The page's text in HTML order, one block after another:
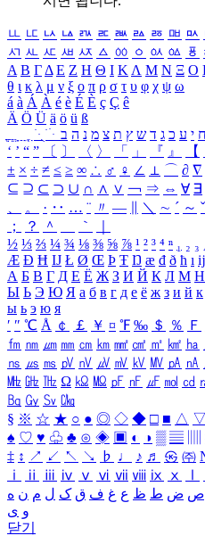
ㅥ ㅦ ㅧ ㅨ ㅩ ㅪ ㅫ ㅬ ㅭ ㅮ ㅯ
ㅺ ㅻ ㅼ ㅽ ㅾ ㅿ ㆀ ㆁ ㆂ ㆃ ㆄ
Α Β ΓΔ Ε Ζ Η Θ Ι ΚΛ Μ Ν Ξ Ο
θ ι κ λ μ ν ξ ο π ρ σ τ υ φ χ ψ ω
á à Á À é è É È ç Ç ê
Ä Ö Ü ä ö ü ß
ִֶֹ ֻּ ׁׂ ח י ע כ ג ד ש ץ ת צ מ נ ה ב
‘ ’ “ ” 〔 〕 〈 〉 「 」 『 』 【
± × ÷ ≠ ≤ ≥ ∞ ∴ ♂ ♀ ∠ ⊥ ⌒ ∂ ∇
⊆ ⊇ ⊂ ⊃ ∪ ∩ ∧ ∨ ￢ ⇒ ⇔ ∀ ∃
、
。 · ‥ … ¨ 〃 ― ＼ ∼ ´ ～ ˇ
；
？ ＾ ｀
½ ⅓ ⅔ ¼ ¾ ⅛ ⅜ ⅝ ⅞ ¹ ² ³ ⁴ ⁿ ₁ ₂ ₃
Æ Ð Ħ Ĳ Ł Ø Œ Þ Ŧ Ŋ æ đ ð ħ ı ĳ
А Б В Г Д Е Ё Ж З И Й К Л М Н
Ы Ь Э Ю Я а б в г д е ё ж з и й к
ы ь э ю я
′ ″ ℃ Å ￠ ￡ ￥ ¤ ℉ ‰ ＄ ％ Ｆ
㎙ ㎚ ㎛ ㎜ ㎝ ㎞ ㎟ ㎠ ㎡ ㎢ ㏊
㎱ ㎲ ㎳ ㎴ ㎵ ㎶ ㎷ ㎸ ㎹ ㎀ ㎁
㎒ ㎓ ㎔ Ω ㏀ ㏁ ㎊ ㎋ ㎌ ㏖ ㏅
㏃ ㏉ ㏜ ㏆
§ ※ ☆ ★ ○ ● ◎ ◇ ◆ □ ■ △ ▽
♠ ♡ ♥ ♧ ♣ ⊙ ◈ ▣ ◐ ◑ ▒ ▤
‡ ↕ ↗ ↙ ↖ ↘ ♭ ♩ ♪ ♬ ㉿ ㈜
ⅰ
ⅱ ⅲ ⅳ ⅴ ⅵ ⅶ ⅷ ⅸ ⅹ
ص ض ط ظ ع غ ف ق ک ل م ن ه
و ی
닫기